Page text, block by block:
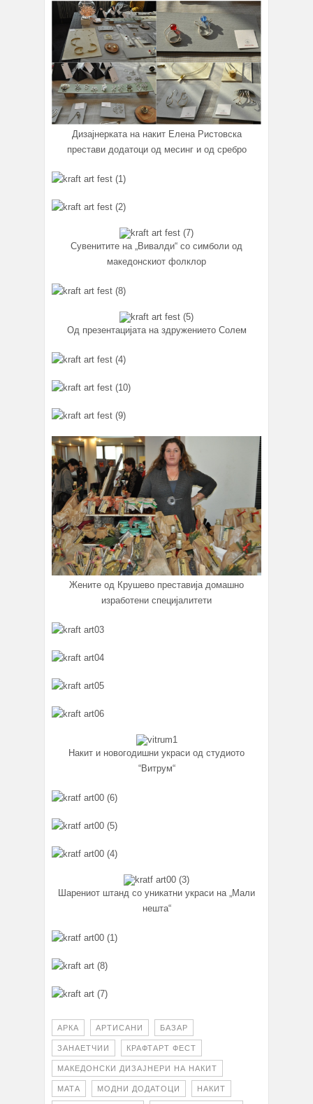
Дизајнерката на накит Елена Ристовска
престави додатоци од месинг и од сребро
Сувенитите на „Вивалди“ со симболи од
македонскиот фолклор
Од презентацијата на здружението Солем
Жените од Крушево преставија домашно
изработени специјалитети
Накит и новогодишни украси од студиото
“Витрум“
Шарениот штанд со уникатни украси на „Мали
нешта“
АРКА АРТИСАНИ БАЗАР
ЗАНАЕТЧИИ КРАФТАРТ ФЕСТ
МАКЕДОНСКИ ДИЗАЈНЕРИ НА НАКИТ
МАТА МОДНИ ДОДАТОЦИ НАКИТ